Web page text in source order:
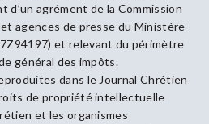
d’un agrément de la Commission
agences de presse du Ministère
et relevant du périmètre
général des impôts.
dans le Journal Chrétien
de propriété intellectuelle
et les organismes